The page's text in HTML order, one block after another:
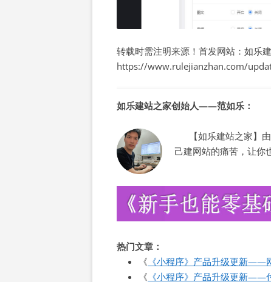
转载时需注明来源！首发网站：如乐
https://www.rulejianzhan.com/
如乐建站之家创始人——范如乐：
【如乐建站之家】由
己建网站的痛苦，让你
热门文章：
《 《小程序》产品升级更新——
《 《小程序》产品升级更新——